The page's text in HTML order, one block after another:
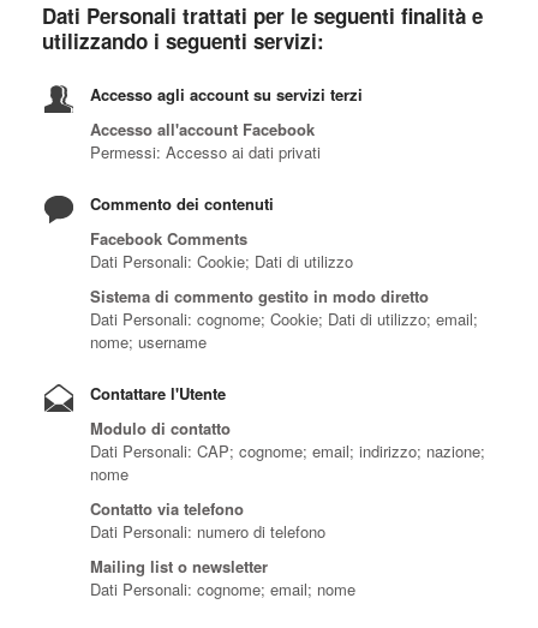
Dati Personali trattati per le seguenti finalità e
utilizzando i seguenti servizi:
Accesso agli account su servizi terzi
Accesso all'account Facebook
Permessi: Accesso ai dati privati
Commento dei contenuti
Facebook Comments
Dati Personali: Cookie; Dati di utilizzo
Sistema di commento gestito in modo diretto
Dati Personali: cognome; Cookie; Dati di utilizzo; email;
nome; username
Contattare l'Utente
Modulo di contatto
Dati Personali: CAP; cognome; email; indirizzo; nazione;
nome
Contatto via telefono
Dati Personali: numero di telefono
Mailing list o newsletter
Dati Personali: cognome; email; nome